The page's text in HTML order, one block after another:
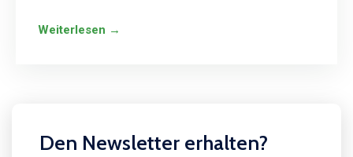
Weiterlesen →
Den Newsletter erhalten?